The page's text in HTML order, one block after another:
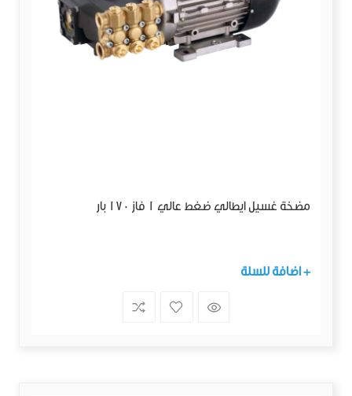
مضخة غسيل ايطالي ضغط عالي 1 فاز 170 بار
+ اضافة للسلة